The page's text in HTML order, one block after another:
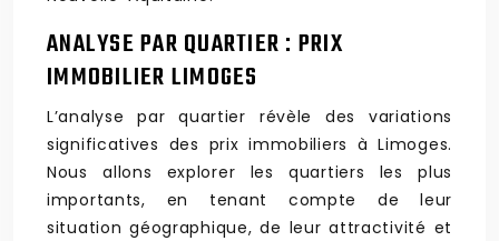
ANALYSE PAR QUARTIER : PRIX
IMMOBILIER LIMOGES
L’analyse par quartier révèle des variations
significatives des prix immobiliers à Limoges.
Nous allons explorer les quartiers les plus
importants, en tenant compte de leur
situation géographique, de leur attractivité et